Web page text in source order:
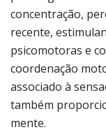
concentração,
recente,
psicomotoras e
coordenação
associado à
também
mente.